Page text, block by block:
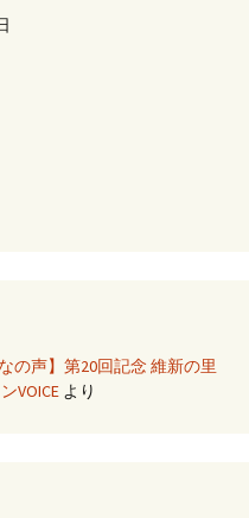
なの声】第20回記念 維新の里
VOICE より